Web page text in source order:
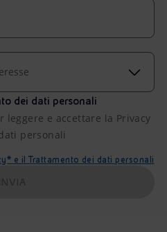
dei dati personali
leggere e accettare la Privacy
personali
e il Trattamento dei dati personali